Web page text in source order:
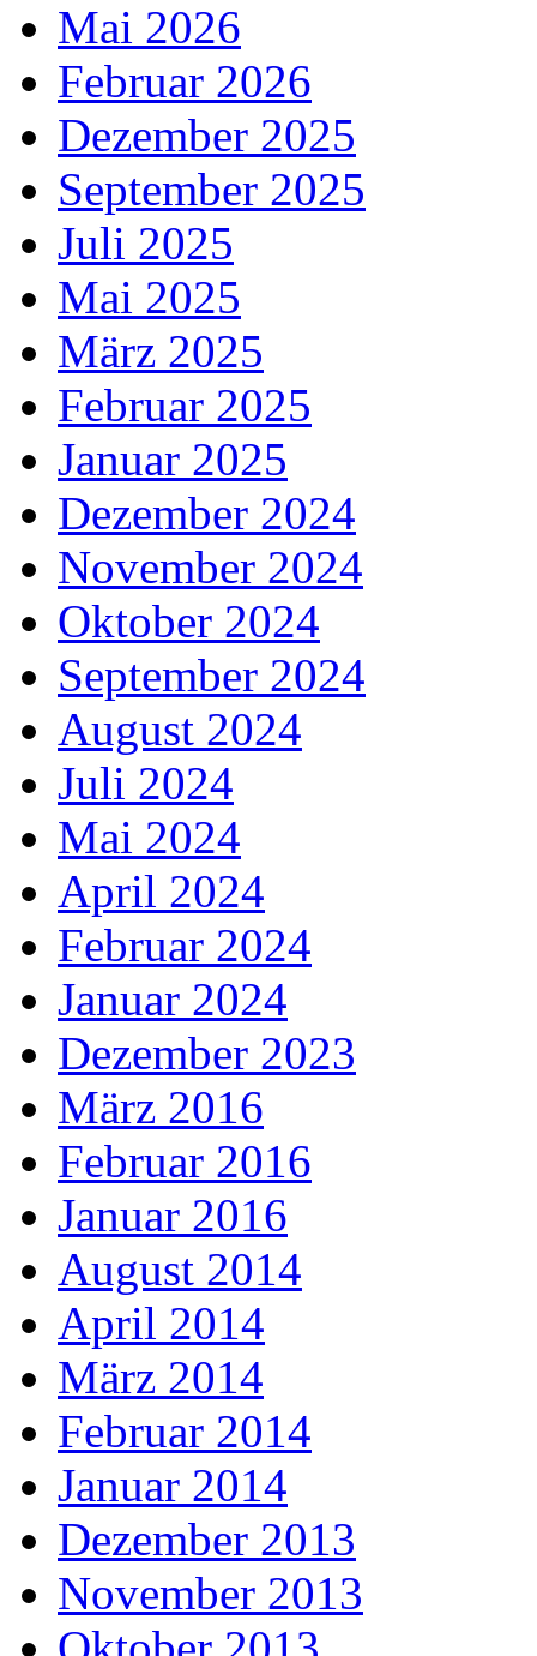
Mai 2026
Februar 2026
Dezember 2025
September 2025
Juli 2025
Mai 2025
März 2025
Februar 2025
Januar 2025
Dezember 2024
November 2024
Oktober 2024
September 2024
August 2024
Juli 2024
Mai 2024
April 2024
Februar 2024
Januar 2024
Dezember 2023
März 2016
Februar 2016
Januar 2016
August 2014
April 2014
März 2014
Februar 2014
Januar 2014
Dezember 2013
November 2013